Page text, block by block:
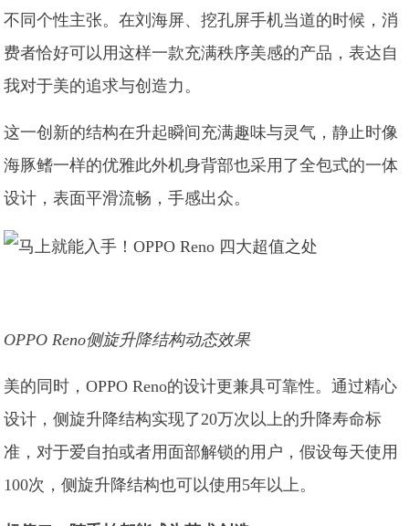
不同个性主张。在刘海屏、挖孔屏手机当道的时候，消
费者恰好可以用这样一款充满秩序美感的产品，表达自
我对于美的追求与创造力。
这一创新的结构在升起瞬间充满趣味与灵气，静止时像
海豚鳍一样的优雅此外机身背部也采用了全包式的一体
设计，表面平滑流畅，手感出众。
OPPO Reno侧旋升降结构动态效果
美的同时，OPPO Reno的设计更兼具可靠性。通过精心
设计，侧旋升降结构实现了20万次以上的升降寿命标
准，对于爱自拍或者用面部解锁的用户，假设每天使用
100次，侧旋升降结构也可以使用5年以上。